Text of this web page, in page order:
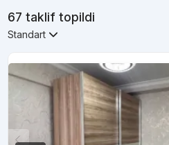
67 taklif topildi
Standart